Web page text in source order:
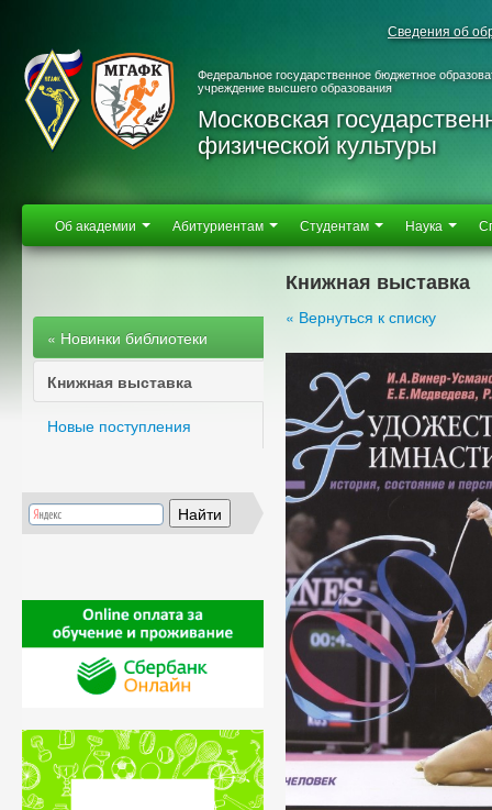
Сведения об
Федеральное государственное бюджетное
учреждение высшего образования
Московская
физической культуры
Об академии Абитуриентам Студентам Наука
« Новинки библиотеки
Книжная выставка
Новые поступления
Книжная выставка
« Вернуться к списку